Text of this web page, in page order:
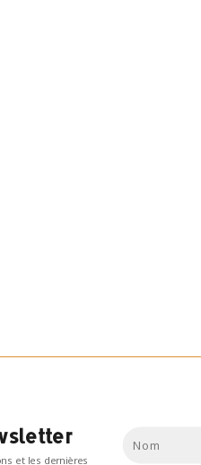
et les dernières